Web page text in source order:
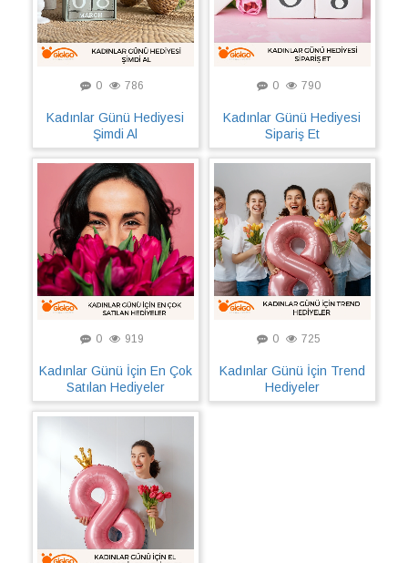
0 786
Kadınlar Günü Hediyesi
Şimdi Al
0 790
Kadınlar Günü Hediyesi
Sipariş Et
0 919
Kadınlar Günü İçin En Çok
Satılan Hediyeler
0 725
Kadınlar Günü İçin Trend
Hediyeler